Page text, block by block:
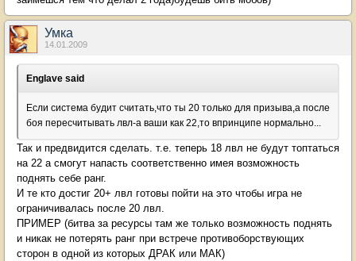
Умка
14.01.2009
Englave said
Если система будит считать,что ты 20 только для призыва,а после
боя пересчитывать лвл-а ваши как 22,то впринципе нормально...
Так и предвидится сделать. т.е. теперь 18 лвл не будут топтаться
на 22 а смогут напасть соответственно имея возможность
поднять себе ранг.
И те кто достиг 20+ лвл готовы пойти на это чтобы игра не
ограничивалась после 20 лвл.
ПРИМЕР (битва за ресурсы там же только возможность поднять
и никак не потерять ранг при встрече противоборствующих
сторон в одной из которых ДРАК или МАК)